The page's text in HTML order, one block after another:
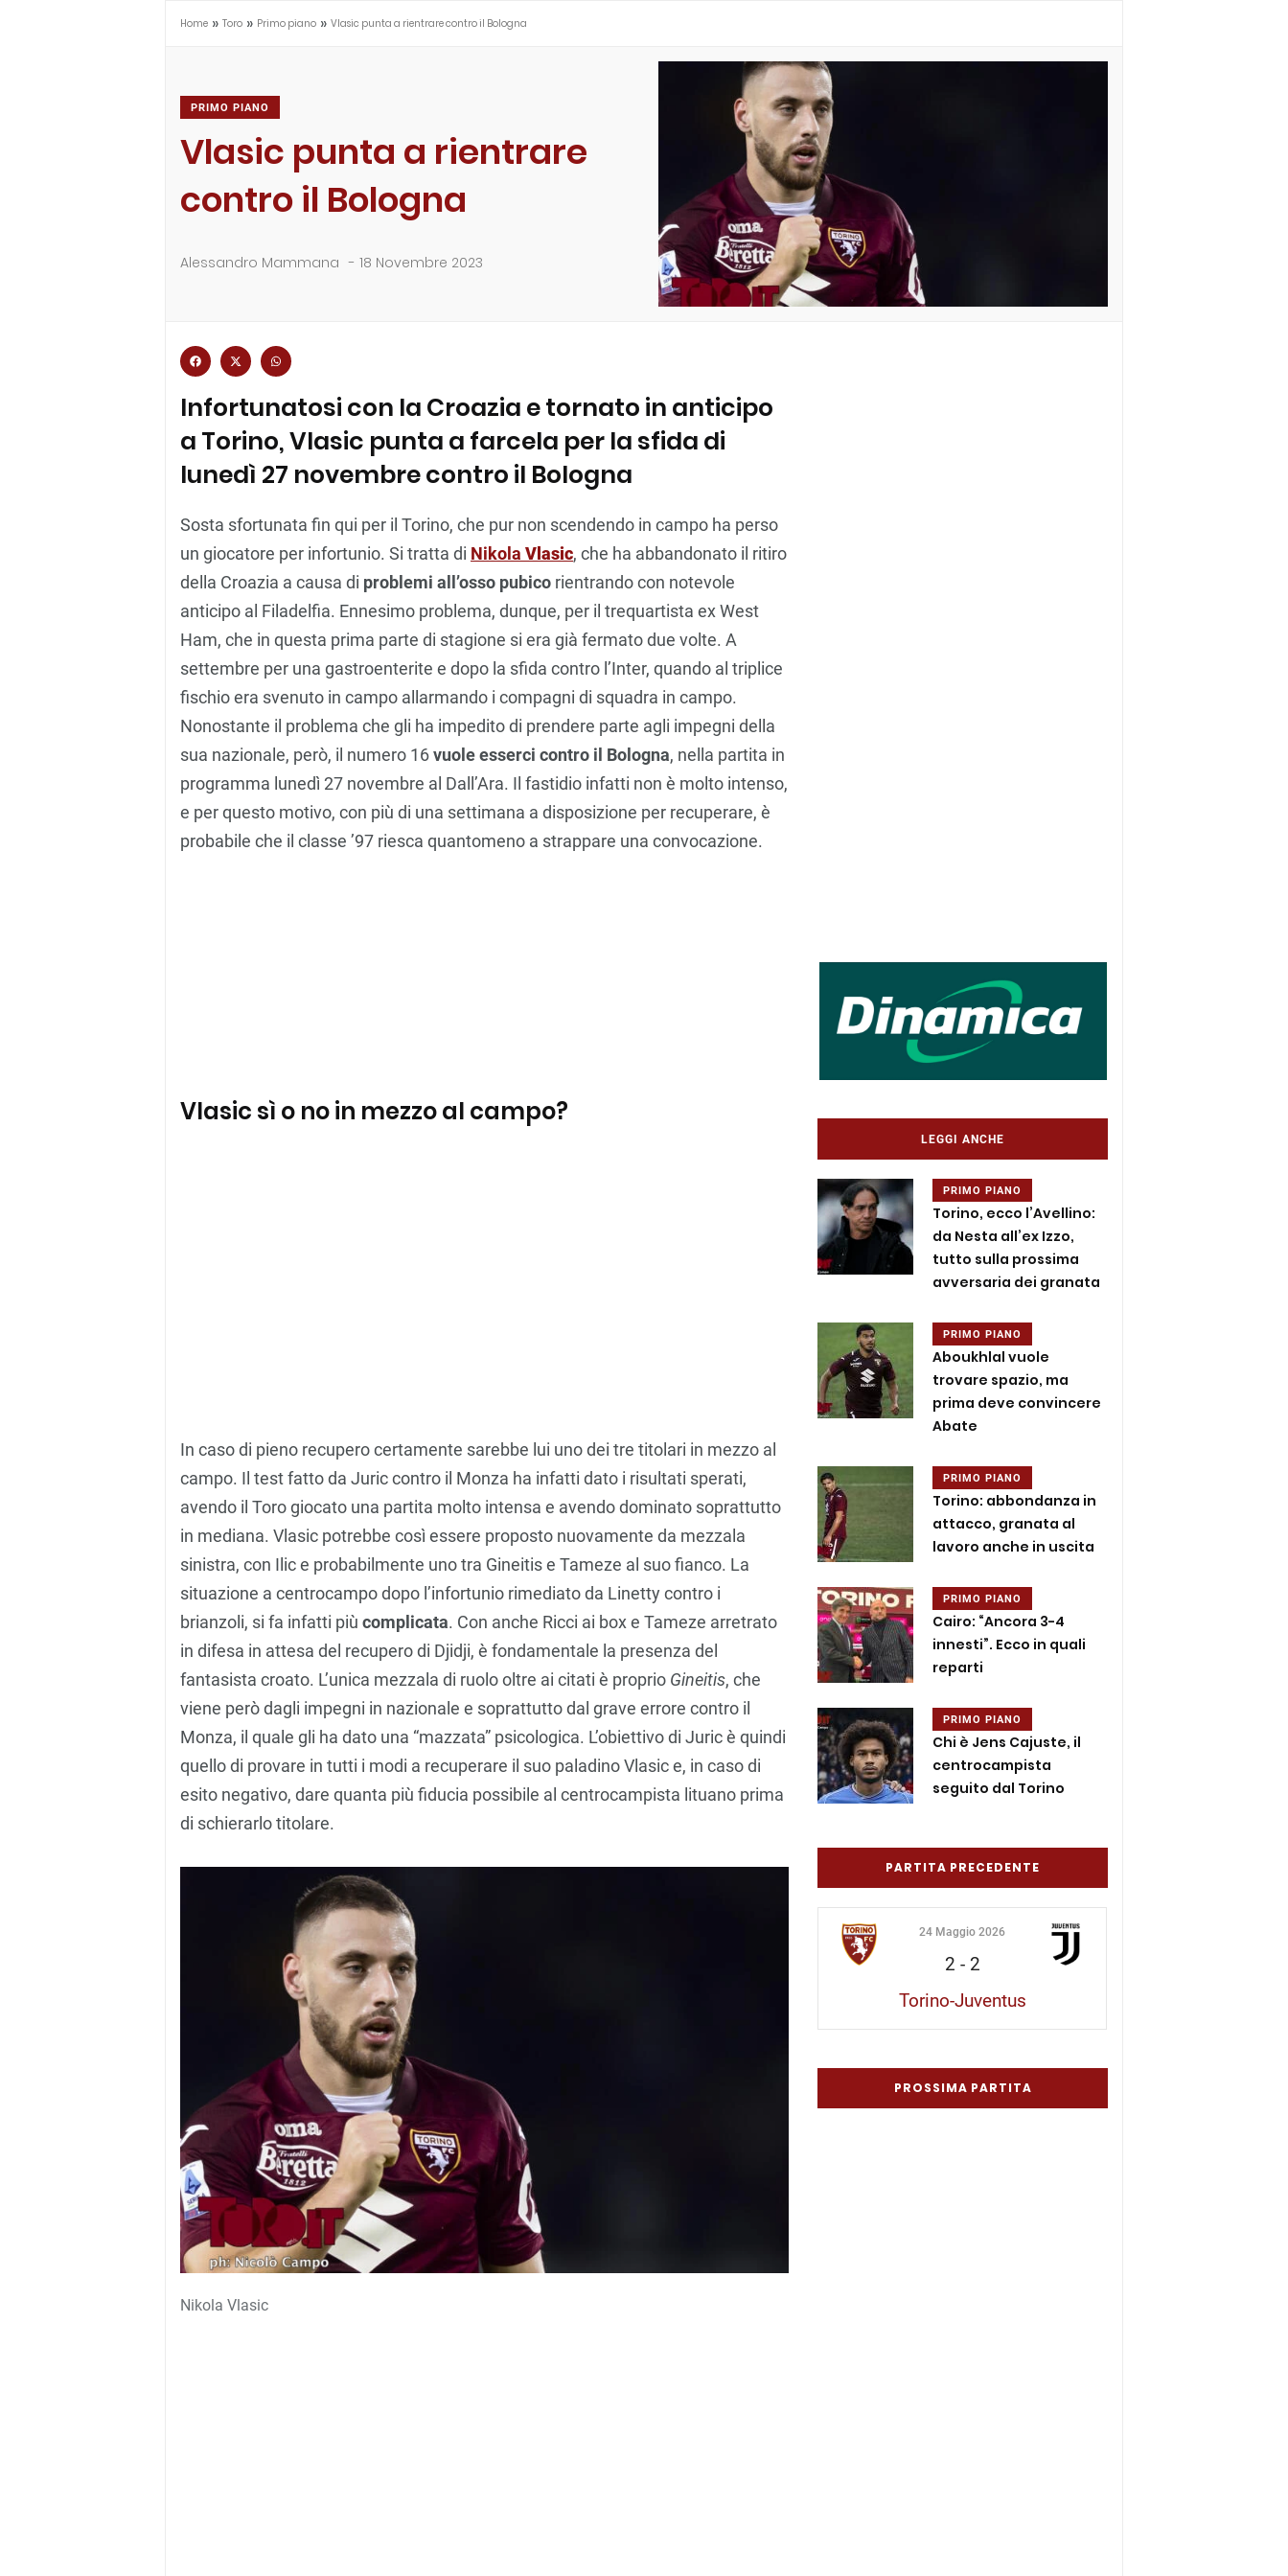
Home » Toro » Primo piano » Vlasic punta a rientrare contro il Bologna
PRIMO PIANO
Vlasic punta a rientrare
contro il Bologna
Alessandro Mammana - 18 Novembre 2023
Infortunatosi con la Croazia e tornato in anticipo
a Torino, Vlasic punta a farcela per la sfida di
lunedì 27 novembre contro il Bologna
Sosta sfortunata fin qui per il Torino, che pur non scendendo in campo ha perso
un giocatore per infortunio. Si tratta di Nikola Vlasic, che ha abbandonato il ritiro
della Croazia a causa di problemi all’osso pubico rientrando con notevole
anticipo al Filadelfia. Ennesimo problema, dunque, per il trequartista ex West
Ham, che in questa prima parte di stagione si era già fermato due volte. A
settembre per una gastroenterite e dopo la sfida contro l’Inter, quando al triplice
fischio era svenuto in campo allarmando i compagni di squadra in campo.
Nonostante il problema che gli ha impedito di prendere parte agli impegni della
sua nazionale, però, il numero 16vuole esserci contro il Bologna, nella partita in
programma lunedì 27 novembre al Dall’Ara. Il fastidio infatti non è molto intenso,
e per questo motivo, con più di una settimana a disposizione per recuperare, è
probabile che il classe ’97 riesca quantomeno a strappare una convocazione.
Vlasic sì o no in mezzo al campo?
In caso di pieno recupero certamente sarebbe lui uno dei tre titolari in mezzo al
campo. Il test fatto da Juric contro il Monza ha infatti dato i risultati sperati,
avendo il Toro giocato una partita molto intensa e avendo dominato soprattutto
in mediana. Vlasic potrebbe così essere proposto nuovamente da mezzala
sinistra, con Ilic e probabilmente uno tra Gineitis e Tameze al suo fianco. La
situazione a centrocampo dopo l’infortunio rimediato da Linetty contro i
brianzoli, si fa infatti più complicata. Con anche Ricci ai box e Tameze arretrato
in difesa in attesa del recupero di Djidji, è fondamentale la presenza del
fantasista croato. L’unica mezzala di ruolo oltre ai citati è proprio Gineitis, che
viene però dagli impegni in nazionale e soprattutto dal grave errore contro il
Monza, il quale gli ha dato una “mazzata” psicologica. L’obiettivo di Juric è quindi
quello di provare in tutti i modi a recuperare il suo paladino Vlasic e, in caso di
esito negativo, dare quanta più fiducia possibile al centrocampista lituano prima
di schierarlo titolare.
Nikola Vlasic
LEGGI ANCHE
PRIMO PIANO
Torino, ecco l’Avellino:
da Nesta all’ex Izzo,
tutto sulla prossima
avversaria dei granata
PRIMO PIANO
Aboukhlal vuole
trovare spazio, ma
prima deve convincere
Abate
PRIMO PIANO
Torino: abbondanza in
attacco, granata al
lavoro anche in uscita
PRIMO PIANO
Cairo: “Ancora 3-4
innesti”. Ecco in quali
reparti
PRIMO PIANO
Chi è Jens Cajuste, il
centrocampista
seguito dal Torino
PARTITA PRECEDENTE
24 Maggio 2026
2 - 2
Torino-Juventus
PROSSIMA PARTITA